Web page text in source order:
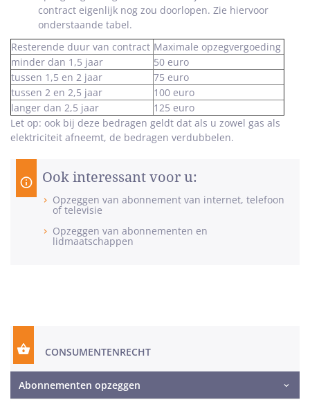
contract eigenlijk nog zou doorlopen. Zie hiervoor
onderstaande tabel.
Resterende duur van contract Maximale opzegvergoeding
minder dan 1,5 jaar
50 euro
tussen 1,5 en 2 jaar
75 euro
tussen 2 en 2,5 jaar
100 euro
langer dan 2,5 jaar
125 euro
Let op: ook bij deze bedragen geldt dat als u zowel gas als
elektriciteit afneemt, de bedragen verdubbelen.
Ook interessant voor u:
Opzeggen van abonnement van internet, telefoon
of televisie
Opzeggen van abonnementen en
lidmaatschappen
CONSUMENTENRECHT
Abonnementen opzeggen